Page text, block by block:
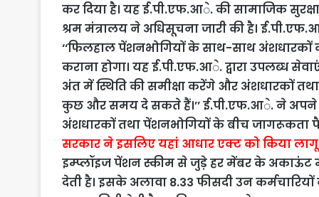
कर दिया है। यह ई.पी.एफ.आे. की सामाजिक
श्रम मंत्रालय ने अधिसूचना जारी की है।
‘‘फिलहाल पेंशनभोगियों के साथ-साथ अंशधारकों
कराना होगा। यह ई.पी.एफ.आे. द्वारा उपलब्ध
अंत में स्थिति की समीक्षा करेंगे और अंशधारकों
कुछ और समय दे सकते हैं।’’ ई.पी.एफ.आे. ने अपने
अंशधारकों तथा पेंशनभोगियों के बीच जागरूकता
सरकार ने इसलिए यहां आधार एक्ट को किया लागू
इम्‍प्‍लॉइज पेंशन स्‍कीम से जुड़े हर मेंबर के अकाऊंट
देती है। इसके अलावा 8.33 फीसदी उन